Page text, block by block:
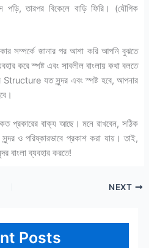
তারপর বিকেলে বাড়ি ফিরি। (যৌগিক
সম্পর্কে জানার পর আশা করি আপনি বুঝতে
করে স্পষ্ট এবং সাবলীল বাংলায় কথা বলতে
Structure যত সুন্দর এবং স্পষ্ট হবে, আপনার
প্রকারের বাক্য আছে। মনে রাখবেন, সঠিক
ও পরিষ্কারভাবে প্রকাশ করা যায়। তাই,
বাংলা ব্যবহার করতে!
NEXT
Posts